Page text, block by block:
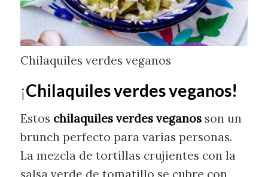
Chilaquiles verdes veganos
¡Chilaquiles verdes veganos!
Estos chilaquiles verdes veganosson un
brunch perfecto para varias personas.
La mezcla de tortillas crujientes con la
salsa verde de tomatillo se cubre con